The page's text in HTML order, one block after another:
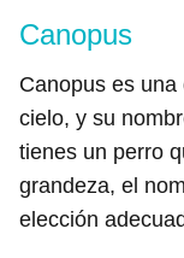
Canopus
Canopus es una
cielo, y su
tienes un perro
grandeza, el
elección